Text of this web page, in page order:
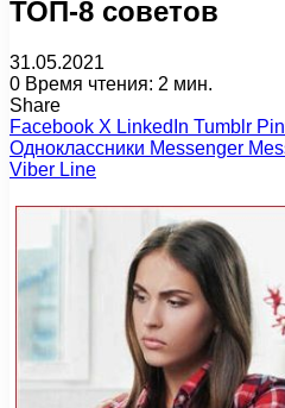
ТОП-8 советов
31.05.2021
0 Время чтения: 2 мин.
Share
Facebook X LinkedIn Tumblr
Одноклассники Messenger
Viber Line